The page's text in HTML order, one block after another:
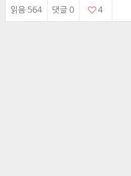
읽음 564 댓글 0 4